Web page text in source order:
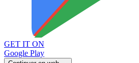
GET IT ON
Google Play